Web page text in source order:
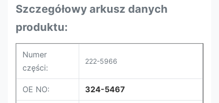
Szczegółowy arkusz danych
produktu:
Numer
części:
222-5966
OE NO: 324-5467